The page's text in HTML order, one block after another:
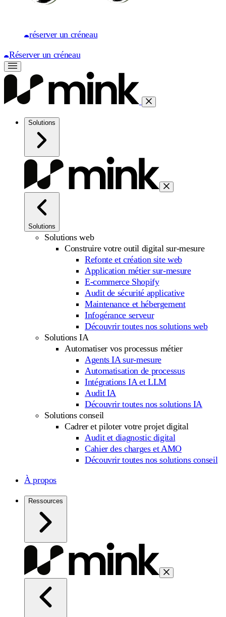
réserver un créneau
Réserver un créneau
Solutions
Solutions
Solutions web
Construire votre outil digital sur-mesure
Refonte et création site web
Application métier sur-mesure
E-commerce Shopify
Audit de sécurité applicative
Maintenance et hébergement
Infogérance serveur
Découvrir toutes nos solutions web
Solutions IA
Automatiser vos processus métier
Agents IA sur-mesure
Automatisation de processus
Intégrations IA et LLM
Audit IA
Découvrir toutes nos solutions IA
Solutions conseil
Cadrer et piloter votre projet digital
Audit et diagnostic digital
Cahier des charges et AMO
Découvrir toutes nos solutions conseil
À propos
Ressources